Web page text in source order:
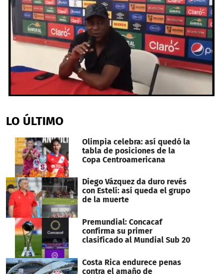
of
1
39
seconds
LO ÚLTIMO
Olimpia celebra: así quedó la
tabla de posiciones de la
Copa Centroamericana
Diego Vázquez da duro revés
con Estelí: así queda el grupo
de la muerte
Premundial: Concacaf
confirma su primer
clasificado al Mundial Sub 20
Costa Rica endurece penas
contra el amaño de